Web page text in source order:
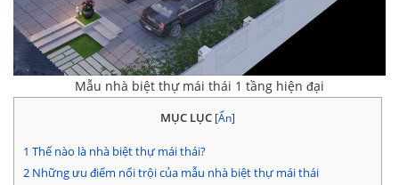
Mẫu nhà biệt thự mái thái 1 tầng hiện đại
MỤC LỤC [Ẩn]
1 Thế nào là nhà biệt thự mái thái?
2 Những ưu điểm nổi trội của mẫu nhà biệt thự mái thái